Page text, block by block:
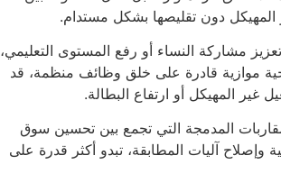
المهيكل دون تقليصها بشكل مستدام.
مشاركة النساء أو رفع المستوى التعليمي،
موازية قادرة على خلق وظائف منظمة، قد
غير المهيكل أو ارتفاع البطالة.
المدمجة التي تجمع بين تحسين سوق
وإصلاح آليات المطابقة، تبدو أكثر قدرة على